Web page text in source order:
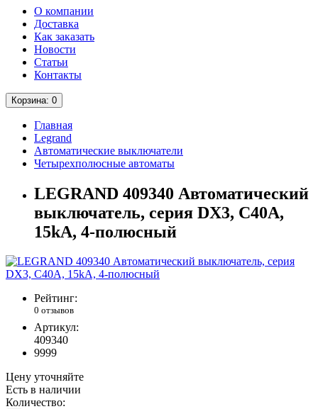
О компании
Доставка
Как заказать
Новости
Статьи
Контакты
Корзина: 0
Главная
Legrand
Автоматические выключатели
Четырехполюсные автоматы
LEGRAND 409340 Автоматический
выключатель, серия DX3, С40A,
15kA, 4-полюсный
Рейтинг:
0 отзывов
Артикул:
409340
9999
Цену уточняйте
Есть в наличии
Количество: